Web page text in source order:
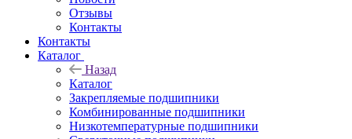
Отзывы
Контакты
Контакты
Каталог
Назад
Каталог
Закрепляемые подшипники
Комбинированные подшипники
Низкотемпературные подшипники